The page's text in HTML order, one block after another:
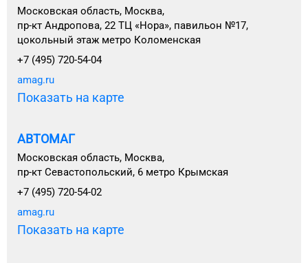
Московская область, Москва,
пр-кт Андропова, 22 ТЦ «Нора», павильон №17,
цокольный этаж метро Коломенская
+7 (495) 720-54-04
amag.ru
Показать на карте
АВТОМАГ
Московская область, Москва,
пр-кт Севастопольский, 6 метро Крымская
+7 (495) 720-54-02
amag.ru
Показать на карте